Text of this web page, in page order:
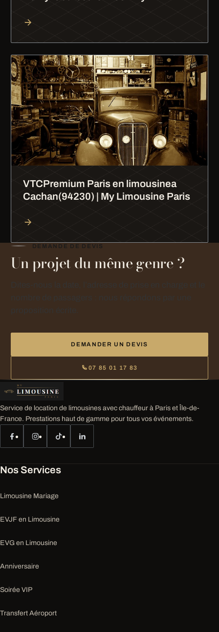
VTCPremium Paris en limousinea
Cachan(94230) | My Limousine Paris
DEMANDE DE DEVIS
Un projet du même genre ?
DEMANDER UN DEVIS
07 85 01 17 83
Service de location de limousines avec chauffeur à Paris et Île-de-
France. Prestations haut de gamme pour tous vos événements.
Nos Services
Limousine Mariage
EVJF en Limousine
EVG en Limousine
Anniversaire
Soirée VIP
Transfert Aéroport